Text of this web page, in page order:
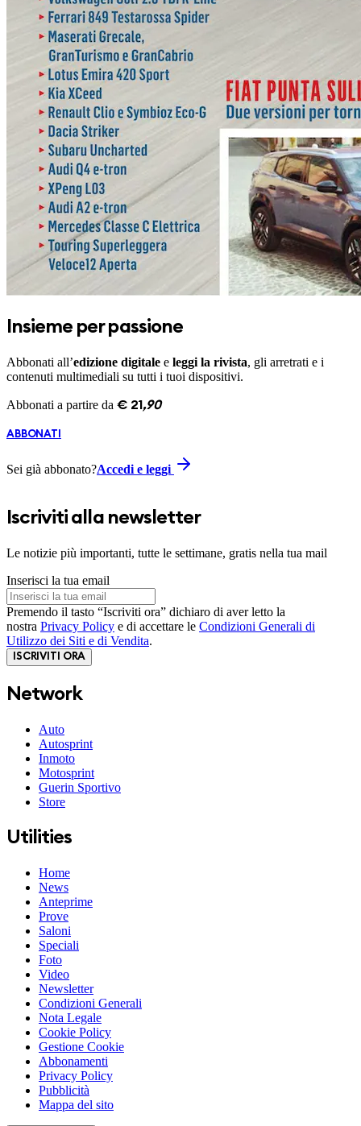
Insieme per passione
Abbonati all’edizione digitale e leggi la rivista, gli arretrati e i
contenuti multimediali su tutti i tuoi dispositivi.
Abbonati a partire da € 21 ,90
ABBONATI
Sei già abbonato?Accedi e leggi
Iscriviti alla newsletter
Le notizie più importanti, tutte le settimane, gratis nella tua mail
Inserisci la tua email
Premendo il tasto “Iscriviti ora” dichiaro di aver letto la
nostra Privacy Policy e di accettare le Condizioni Generali di
Utilizzo dei Siti e di Vendita.
ISCRIVITI ORA
Network
Auto
Autosprint
Inmoto
Motosprint
Guerin Sportivo
Store
Utilities
Home
News
Anteprime
Prove
Saloni
Speciali
Foto
Video
Newsletter
Condizioni Generali
Nota Legale
Cookie Policy
Gestione Cookie
Abbonamenti
Privacy Policy
Pubblicità
Mappa del sito